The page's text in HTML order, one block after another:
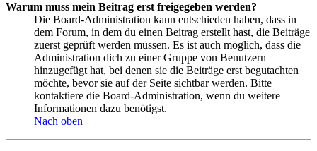
Warum muss mein Beitrag erst freigegeben werden?
Die Board-Administration kann entschieden haben, dass in
dem Forum, in dem du einen Beitrag erstellt hast, die Beiträge
zuerst geprüft werden müssen. Es ist auch möglich, dass die
Administration dich zu einer Gruppe von Benutzern
hinzugefügt hat, bei denen sie die Beiträge erst begutachten
möchte, bevor sie auf der Seite sichtbar werden. Bitte
kontaktiere die Board-Administration, wenn du weitere
Informationen dazu benötigst.
Nach oben